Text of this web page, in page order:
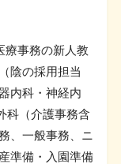
療事務の新人教
陰の採用担当
内科・神経内
科（介護事務含
、一般事務、ニ
準備・入園準備